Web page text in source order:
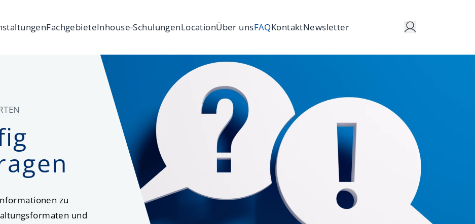
Fachgebiete
Management und Wirtschaft
Arbeitsrecht
Energiewirtschaftsrecht
Insolvenz- und Sanierungsrecht
IT-Recht und Datenschutz
Künstliche Intelligenz (KI)
Miet- und WEG-Recht
Öffentliche Hand
Risk und Compliance
Inhouse-SchulungenLocation
Unsere Räume
Räume mieten
Anreise
Virtueller Rundgang
Über uns
Team und Services
Partner
FAQKontaktNewsletter
zu
und